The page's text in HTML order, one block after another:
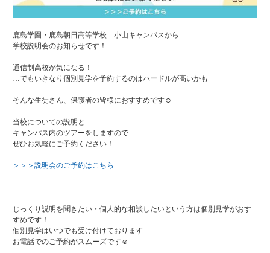
鹿島学園・鹿島朝日高等学校 小山キャンパスから
学校説明会のお知らせです！
通信制高校が気になる！
…でもいきなり個別見学を予約するのはハードルが高いかも
そんな生徒さん、保護者の皆様におすすめです☺
当校についての説明と
キャンパス内のツアーをしますので
ぜひお気軽にご予約ください！
＞＞＞説明会のご予約はこちら
じっくり説明を聞きたい・個人的な相談したいという方は個別見学がおす
すめです！
個別見学はいつでも受け付けております
お電話でのご予約がスムーズです☺